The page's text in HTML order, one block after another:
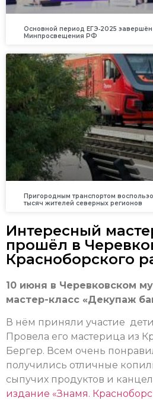
Основной период ЕГЭ‑2025
Минпросвещения РФ
Пригородным транспортом
тысяч жителей северных регионов
Интересный
прошёл в
Красноборского
10 июня в Черевковском
мастер-класс «Декупаж
В нём приняли участие
Провела его мастерица из
Бергер. Всем очень
получились отличные
сыпучих продуктов и
издание «Знамя.